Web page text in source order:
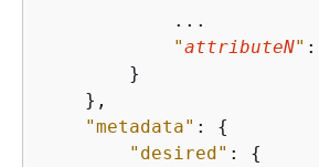
            ...
"attributeN" :
        }
    },
"metadata" : {
"desired" : {